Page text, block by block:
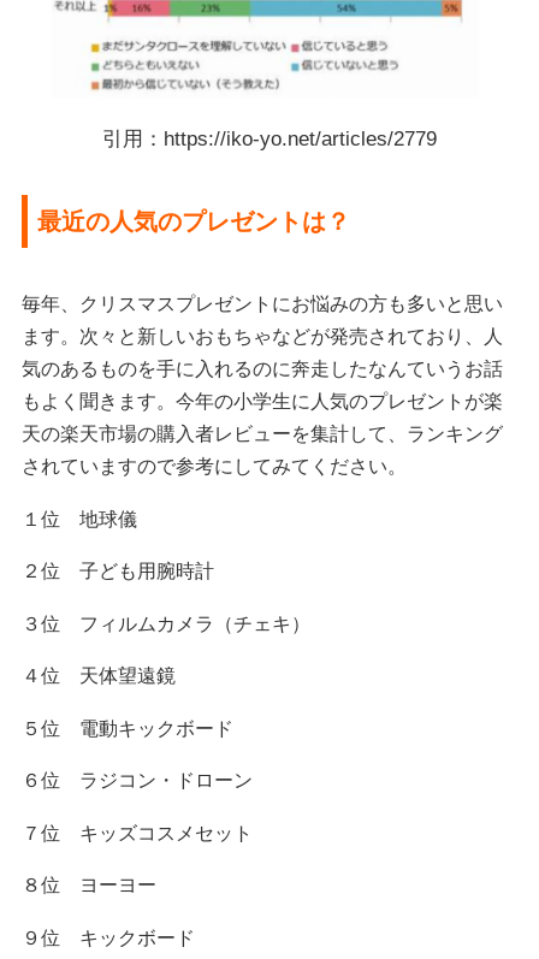
引用：https://iko-yo.net/articles/2779
最近の人気のプレゼントは？
毎年、クリスマスプレゼントにお悩みの方も多いと思い
ます。次々と新しいおもちゃなどが発売されており、人
気のあるものを手に入れるのに奔走したなんていうお話
もよく聞きます。今年の小学生に人気のプレゼントが楽
天の楽天市場の購入者レビューを集計して、ランキング
されていますので参考にしてみてください。
１位 地球儀
２位 子ども用腕時計
３位 フィルムカメラ（チェキ）
４位 天体望遠鏡
５位 電動キックボード
６位 ラジコン・ドローン
７位 キッズコスメセット
８位 ヨーヨー
９位 キックボード